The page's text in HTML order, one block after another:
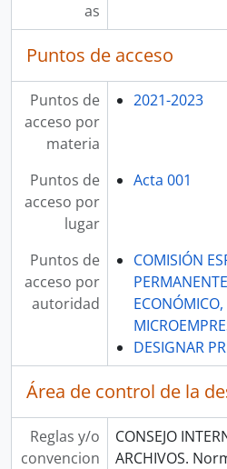
as
Puntos de acceso
Puntos de
acceso por
materia
2021-2023
Puntos de
acceso por
lugar
Acta 001
Puntos de
acceso por
autoridad
COMISIÓN
DESIGNAR
Área de control de la
Reglas y/o
convencion
CONSEJO
ARCHIVOS.